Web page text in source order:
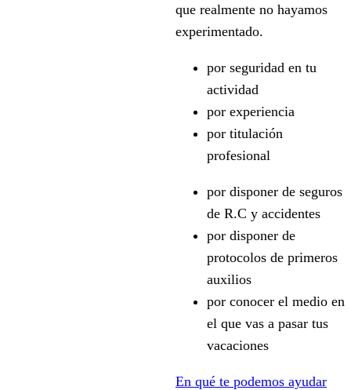
que realmente no hayamos
experimentado.
por seguridad en tu
actividad
por experiencia
por titulación
profesional
por disponer de seguros
de R.C y accidentes
por disponer de
protocolos de primeros
auxilios
por conocer el medio en
el que vas a pasar tus
vacaciones
En qué te podemos ayudar